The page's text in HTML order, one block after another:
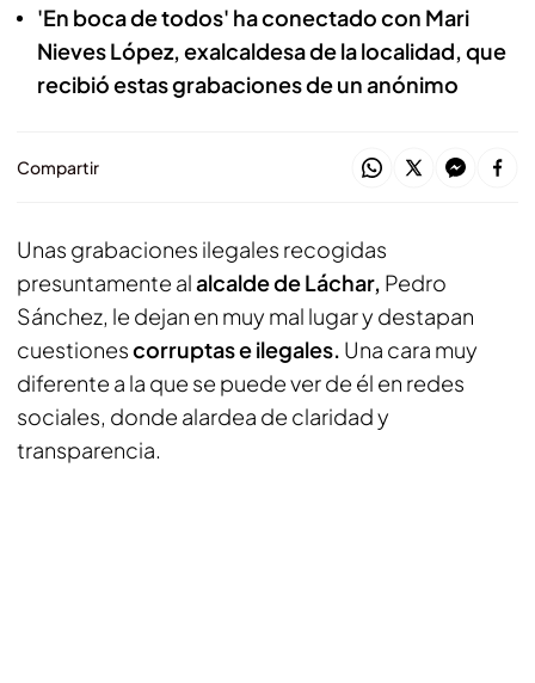
'En boca de todos' ha conectado con Mari
Nieves López, exalcaldesa de la localidad, que
recibió estas grabaciones de un anónimo
Compartir
Unas grabaciones ilegales recogidas
presuntamente alalcalde de Láchar, Pedro
Sánchez, le dejan en muy mal lugar y destapan
cuestionescorruptas e ilegales. Una cara muy
diferente a la que se puede ver de él en redes
sociales, donde alardea de claridad y
transparencia.